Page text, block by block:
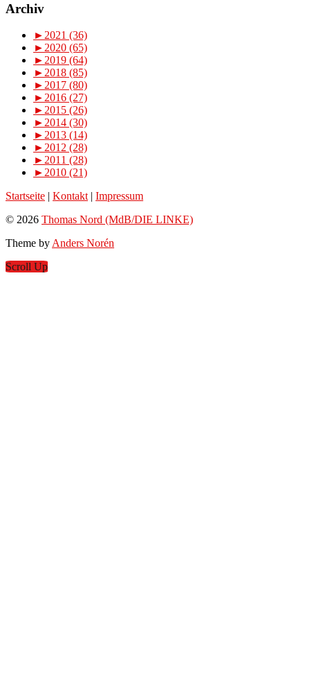
Archiv
► 2021 (36)
► 2020 (65)
► 2019 (64)
► 2018 (85)
► 2017 (80)
► 2016 (27)
► 2015 (26)
► 2014 (30)
► 2013 (14)
► 2012 (28)
► 2011 (28)
► 2010 (21)
Startseite | Kontakt | Impressum
© 2026 Thomas Nord (MdB/DIE LINKE)
Theme by Anders Norén
Scroll Up